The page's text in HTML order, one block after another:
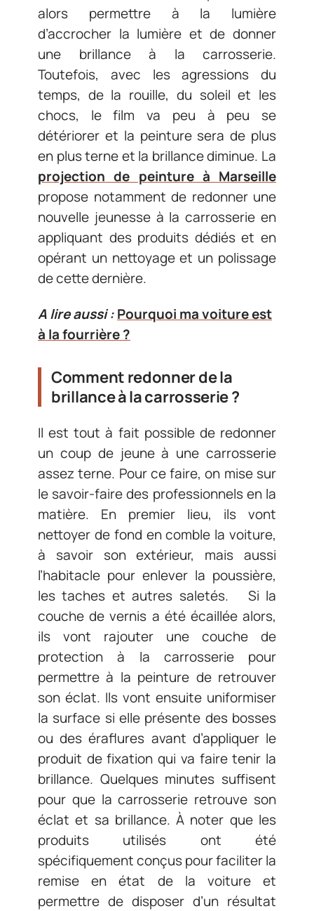
alors permettre à la lumière
d’accrocher la lumière et de donner
une brillance à la carrosserie.
Toutefois, avec les agressions du
temps, de la rouille, du soleil et les
chocs, le film va peu à peu se
détériorer et la peinture sera de plus
en plus terne et la brillance diminue. La
projection de peinture à Marseille
propose notamment de redonner une
nouvelle jeunesse à la carrosserie en
appliquant des produits dédiés et en
opérant un nettoyage et un polissage
de cette dernière.
A lire aussi :Pourquoi ma voiture est
à la fourrière ?
Comment redonner de la
brillance à la carrosserie ?
Il est tout à fait possible de redonner
un coup de jeune à une carrosserie
assez terne. Pour ce faire, on mise sur
le savoir-faire des professionnels en la
matière. En premier lieu, ils vont
nettoyer de fond en comble la voiture,
à savoir son extérieur, mais aussi
l’habitacle pour enlever la poussière,
les taches et autres saletés. Si la
couche de vernis a été écaillée alors,
ils vont rajouter une couche de
protection à la carrosserie pour
permettre à la peinture de retrouver
son éclat. Ils vont ensuite uniformiser
la surface si elle présente des bosses
ou des éraflures avant d’appliquer le
produit de fixation qui va faire tenir la
brillance. Quelques minutes suffisent
pour que la carrosserie retrouve son
éclat et sa brillance. À noter que les
produits utilisés ont été
spécifiquement conçus pour faciliter la
remise en état de la voiture et
permettre de disposer d’un résultat